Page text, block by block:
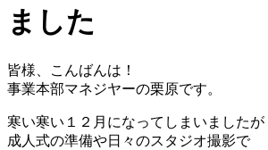
ました
皆様、こんばんは！
事業本部マネジヤーの栗原です。
寒い寒い１２月になってしまいましたが
成人式の準備や日々のスタジオ撮影で